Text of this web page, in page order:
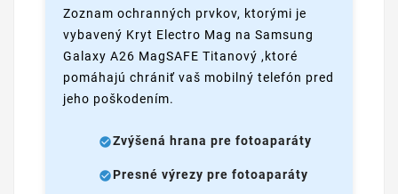
Zoznam ochranných prvkov, ktorými je
vybavený Kryt Electro Mag na Samsung
Galaxy A26 MagSAFE Titanový ,ktoré
pomáhajú chrániť vaš mobilný telefón pred
jeho poškodením.
Zvýšená hrana pre fotoaparáty
Presné výrezy pre fotoaparáty